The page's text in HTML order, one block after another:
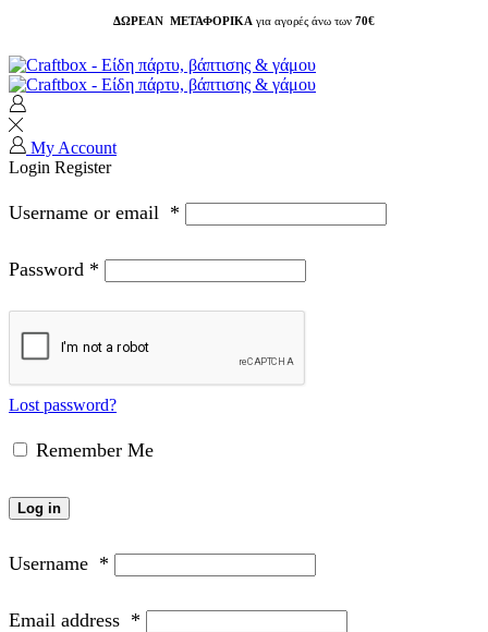
ΔΩΡΕΑΝ ΜΕΤΑΦΟΡΙΚΑ για αγορές άνω των 70€
My Account
Login Register
Username or email *
Password *
Lost password?
Remember Me
Log in
Username *
Email address *